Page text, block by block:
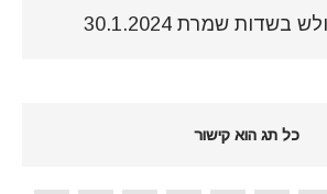
בשדות שמרת 30.1.2024
כל תג הוא קישור